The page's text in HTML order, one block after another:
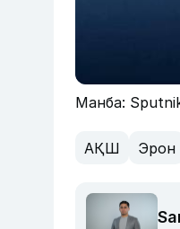
Манба:
АҚШ Эрон